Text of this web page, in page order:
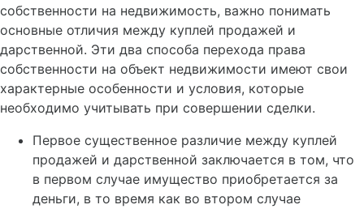
собственности на недвижимость, важно понимать
основные отличия между куплей продажей и
дарственной. Эти два способа перехода права
собственности на объект недвижимости имеют свои
характерные особенности и условия, которые
необходимо учитывать при совершении сделки.
Первое существенное различие между куплей
продажей и дарственной заключается в том, что
в первом случае имущество приобретается за
деньги, в то время как во втором случае